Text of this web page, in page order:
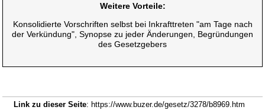
Weitere Vorteile:
Konsolidierte Vorschriften selbst bei Inkrafttreten "am Tage nach
der Verkündung", Synopse zu jeder Änderungen, Begründungen
des Gesetzgebers
Link zu dieser Seite: https://www.buzer.de/gesetz/3278/b8969.htm